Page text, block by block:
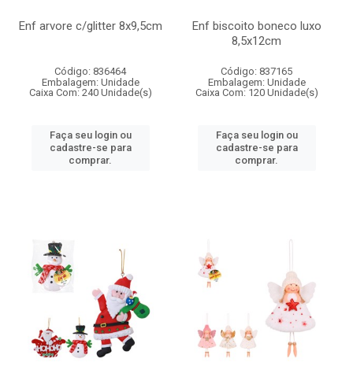
Enf arvore c/glitter 8x9,5cm
Código: 836464
Embalagem: Unidade
Caixa Com: 240 Unidade(s)
Faça seu login ou
cadastre-se para
comprar.
Enf biscoito boneco luxo
8,5x12cm
Código: 837165
Embalagem: Unidade
Caixa Com: 120 Unidade(s)
Faça seu login ou
cadastre-se para
comprar.